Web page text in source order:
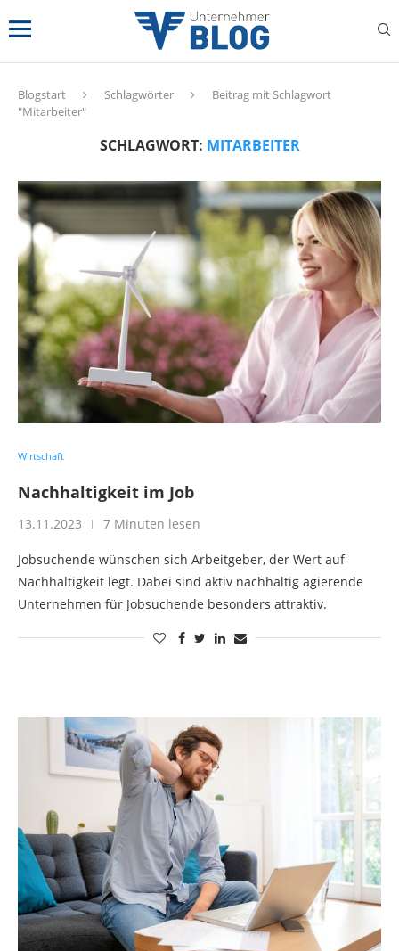
Blogstart Schlagwörter
Beitrag mit Schlagwort
"Mitarbeiter"
SCHLAGWORT: MITARBEITER
Wirtschaft
Nachhaltigkeit im Job
13.11.2023 7 Minuten lesen
Jobsuchende wünschen sich Arbeitgeber, der Wert auf
Nachhaltigkeit legt. Dabei sind aktiv nachhaltig agierende
Unternehmen für Jobsuchende besonders attraktiv.